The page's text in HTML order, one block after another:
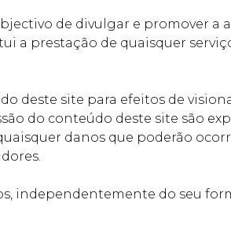
de divulgar e promover a
a prestação de quaisquer
deste site para efeitos de
do conteúdo deste site são
danos que poderão
independentemente do seu